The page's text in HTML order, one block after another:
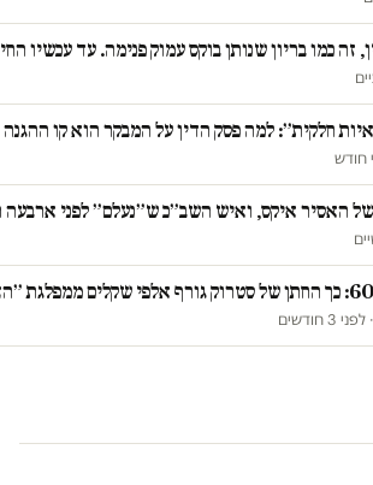
זה כמו בריון שנותן בוקס עמוק פנימה. עד עכשיו
חלקית״: למה פסק הדין על המבקר הוא קו ההגנה
חודש
האסיר איקס, ואיש השב״כ ש״נעלם״ לפני ארבעה
חודשים